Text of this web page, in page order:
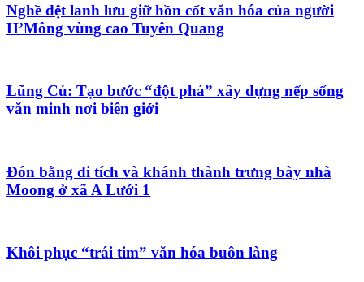
Nghề dệt lanh lưu giữ hồn cốt văn hóa của người
H’Mông vùng cao Tuyên Quang
Lũng Cú: Tạo bước “đột phá” xây dựng nếp sống
văn minh nơi biên giới
Đón bằng di tích và khánh thành trưng bày nhà
Moong ở xã A Lưới 1
Khôi phục “trái tim” văn hóa buôn làng